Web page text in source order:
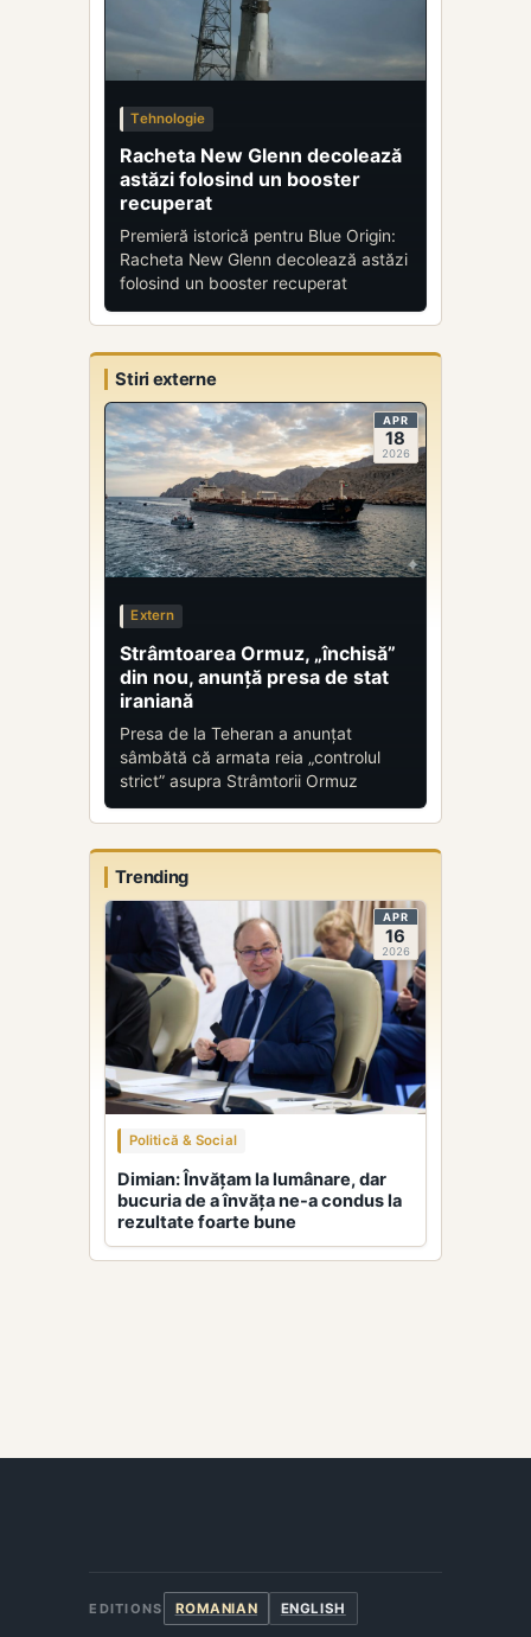
Tehnologie
Racheta New Glenn decolează
astăzi folosind un booster
recuperat
Premieră istorică pentru Blue Origin:
Racheta New Glenn decolează astăzi
folosind un booster recuperat
Stiri externe
APR
18
2026
Extern
Strâmtoarea Ormuz, „închisă”
din nou, anunță presa de stat
iraniană
Presa de la Teheran a anunțat
sâmbătă că armata reia „controlul
strict” asupra Strâmtorii Ormuz
Trending
APR
16
2026
Politică & Social
Dimian: Învățam la lumânare, dar
bucuria de a învăța ne-a condus la
rezultate foarte bune
EDITIONS ROMANIAN ENGLISH